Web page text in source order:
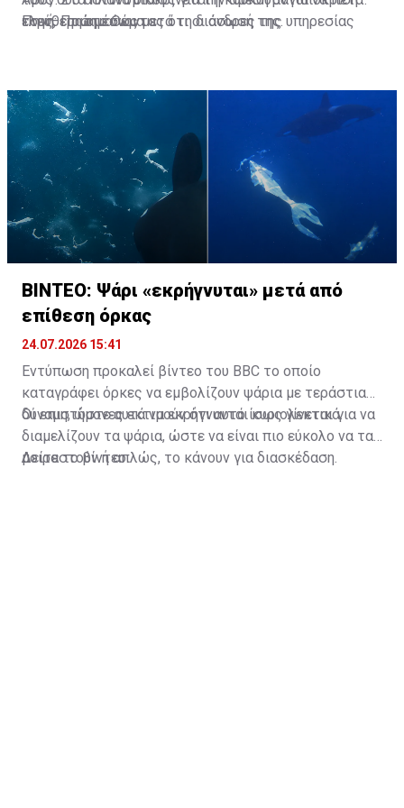
ελεύθερη αμέσως μετά τη διάσωσή της.
τους, επισημαίνοντας ότι οι άνδρες της υπηρεσίας
διάσωση της άγριας ζωής όταν αυτό απαιτείται.
Πηγή: Πρώτο Θέμα
ΒΙΝΤΕΟ: Ψάρι «εκρήγνυται» μετά από
επίθεση όρκας
24.07.2026 15:41
Εντύπωση προκαλεί βίντεο του BBC το οποίο
καταγράφει όρκες να εμβολίζουν ψάρια με τεράστια
δύναμη, ώστε αυτά να εκρήγνυνται κυριολεκτικά.
Οι επιστήμονες εκτιμούν ότι αυτό ίσως γίνεται για να
διαμελίζουν τα ψάρια, ώστε να είναι πιο εύκολο να τα
μοιραστούν ή απλώς, το κάνουν για διασκέδαση.
Δείτε το βίντεο: